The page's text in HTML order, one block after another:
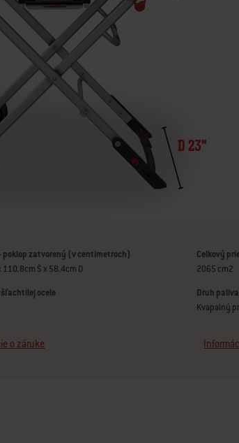
poklop zatvorený (v centimetroch)
110.8cm Š x 58.4cm D
Celkový
2065 cm2
ocele
Druh paliva
Kvapalný
o záruke